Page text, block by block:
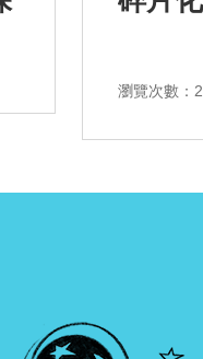
瀏覽次數：